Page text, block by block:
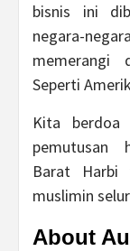
bisnis ini
negara-
memerangi
Seperti
Kita berdoa
pemutusan
Barat Harbi
muslimin
About